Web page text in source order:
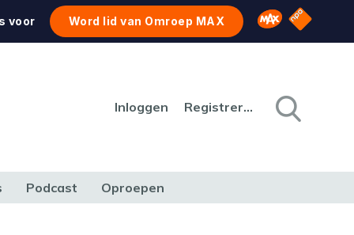
voor Word lid van Omroep MAX Omroep MAX
NPO
Inloggen Registreren
Podcast Oproepen